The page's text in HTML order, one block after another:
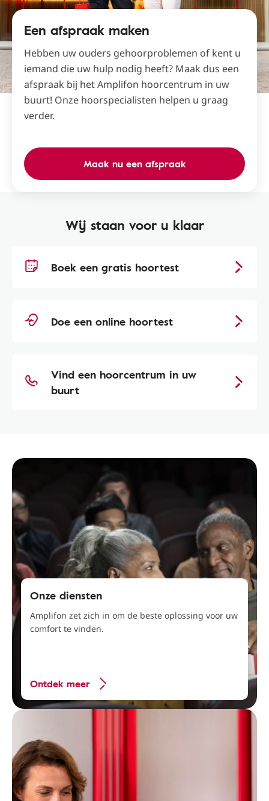
Een afspraak maken
Hebben uw ouders gehoorproblemen of kent u
iemand die uw hulp nodig heeft? Maak dus een
afspraak bij het Amplifon hoorcentrum in uw
buurt! Onze hoorspecialisten helpen u graag
verder.
Maak nu een afspraak
Wij staan voor u klaar
Boek een gratis hoortest
Doe een online hoortest
Vind een hoorcentrum in uw
buurt
Onze diensten
Amplifon zet zich in om de beste oplossing voor uw
comfort te vinden.
Ontdek meer